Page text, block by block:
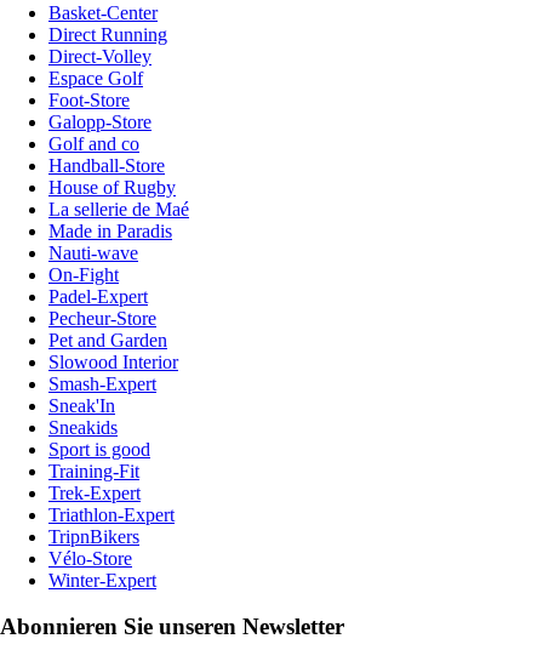
Basket-Center
Direct Running
Direct-Volley
Espace Golf
Foot-Store
Galopp-Store
Golf and co
Handball-Store
House of Rugby
La sellerie de Maé
Made in Paradis
Nauti-wave
On-Fight
Padel-Expert
Pecheur-Store
Pet and Garden
Slowood Interior
Smash-Expert
Sneak'In
Sneakids
Sport is good
Training-Fit
Trek-Expert
Triathlon-Expert
TripnBikers
Vélo-Store
Winter-Expert
Abonnieren Sie unseren Newsletter